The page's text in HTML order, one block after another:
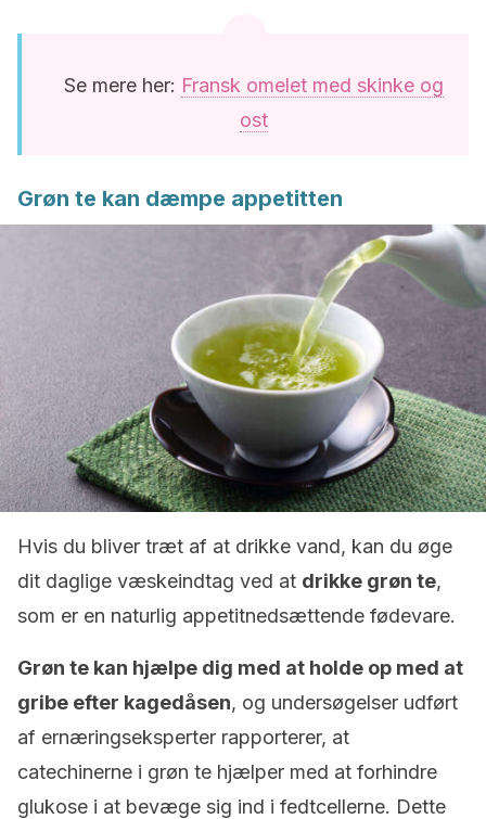
Se mere her: Fransk omelet med skinke og
ost
Grøn te kan dæmpe appetitten
Hvis du bliver træt af at drikke vand, kan du øge
dit daglige væskeindtag ved at drikke grøn te,
som er en naturlig appetitnedsættende fødevare.
Grøn te kan hjælpe dig med at holde op med at
gribe efter kagedåsen, og undersøgelser udført
af ernæringseksperter rapporterer, at
catechinerne i grøn te hjælper med at forhindre
glukose i at bevæge sig ind i fedtcellerne. Dette